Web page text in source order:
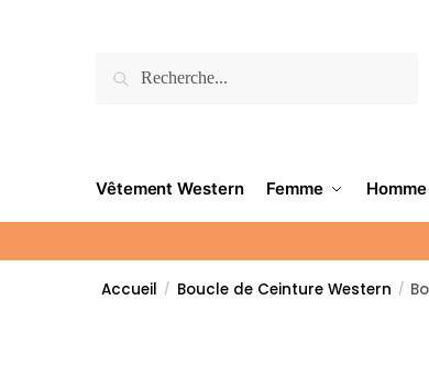
Vêtement Western Femme Homme
Accueil / Boucle de Ceinture Western /